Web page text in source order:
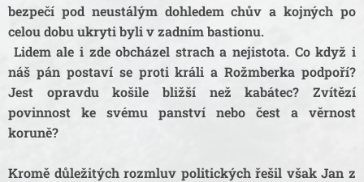
bezpečí pod neustálým dohledem chův a kojných po
celou dobu ukryti byli v zadním bastionu.
Lidem ale i zde obcházel strach a nejistota. Co když i
náš pán postaví se proti králi a Rožmberka podpoří?
Jest opravdu košile bližší než kabátec? Zvítězí
povinnost ke svému panství nebo čest a věrnost
koruně?
Kromě důležitých rozmluv politických řešil však Jan z